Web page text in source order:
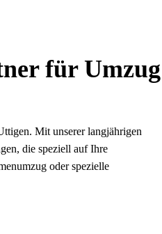
für Umzug
Mit unserer langjährigen
die speziell auf Ihre
oder spezielle